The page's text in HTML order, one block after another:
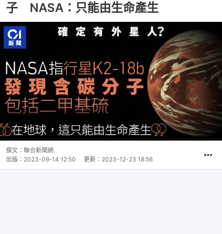
子 NASA：只能由生命產生
撰文： 聯合新聞網
出版： 2023-09-14 12:50 更新： 2023-12-23 18:56